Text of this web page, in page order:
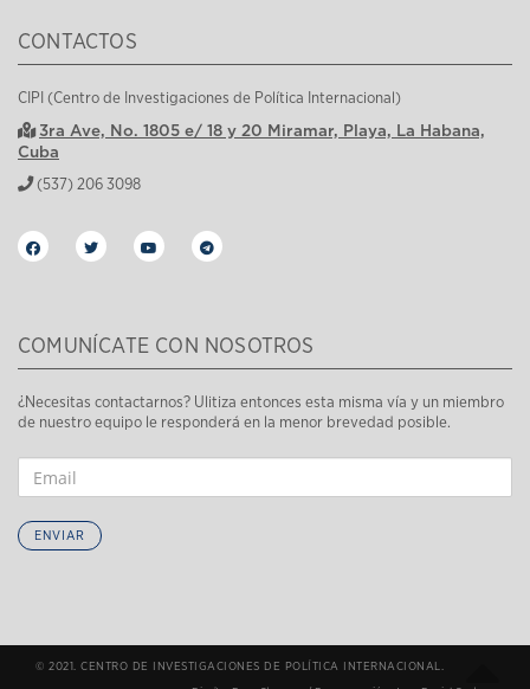
CONTACTOS
CIPI (Centro de Investigaciones de Política Internacional)
3ra Ave, No. 1805 e/ 18 y 20 Miramar, Playa, La Habana,
Cuba
(537) 206 3098
COMUNÍCATE CON NOSOTROS
¿Necesitas contactarnos? Ulitiza entonces esta misma vía y un miembro
de nuestro equipo le responderá en la menor brevedad posible.
ENVIAR
© 2021. CENTRO DE INVESTIGACIONES DE POLÍTICA INTERNACIONAL.